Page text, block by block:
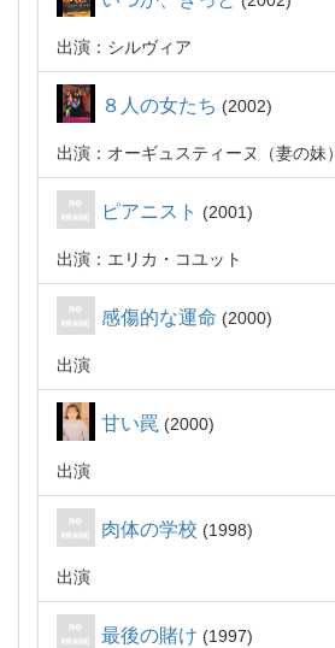
出演：シルヴィア
８人の女たち 2002
出演：オーギュスティーヌ（妻の妹）
ピアニスト 2001
出演：エリカ・コユット
感傷的な運命 2000
出演
甘い罠 2000
出演
肉体の学校 1998
出演
最後の賭け 1997